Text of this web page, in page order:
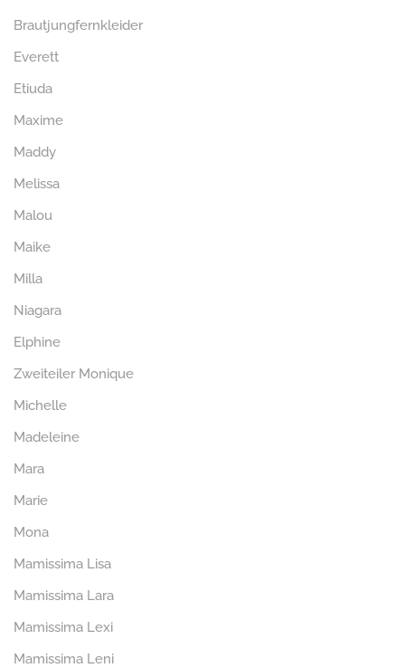
Brautjungfernkleider
Everett
Etiuda
Maxime
Maddy
Melissa
Malou
Maike
Milla
Niagara
Elphine
Zweiteiler Monique
Michelle
Madeleine
Mara
Marie
Mona
Mamissima Lisa
Mamissima Lara
Mamissima Lexi
Mamissima Leni